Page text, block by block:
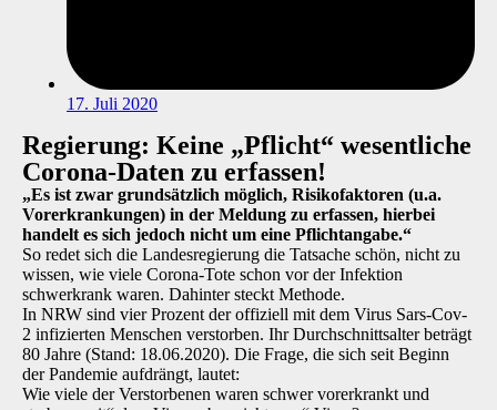
17. Juli 2020
Regierung: Keine „Pflicht“ wesentliche
Corona-Daten zu erfassen!
„Es ist zwar grundsätzlich möglich, Risikofaktoren (u.a.
Vorerkrankungen) in der Meldung zu erfassen, hierbei
handelt es sich jedoch nicht um eine Pflichtangabe.“
So redet sich die Landesregierung die Tatsache schön, nicht zu
wissen, wie viele Corona-Tote schon vor der Infektion
schwerkrank waren. Dahinter steckt Methode.
In NRW sind vier Prozent der offiziell mit dem Virus Sars-Cov-
2 infizierten Menschen verstorben. Ihr Durchschnittsalter beträgt
80 Jahre (Stand: 18.06.2020). Die Frage, die sich seit Beginn
der Pandemie aufdrängt, lautet:
Wie viele der Verstorbenen waren schwer vorerkrankt und